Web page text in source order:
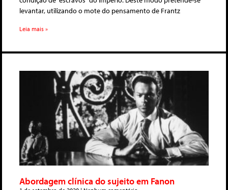
levantar, utilizando o mote do pensamento de Frantz
Leia mais »
Abordagem clínica do sujeito em Fanon